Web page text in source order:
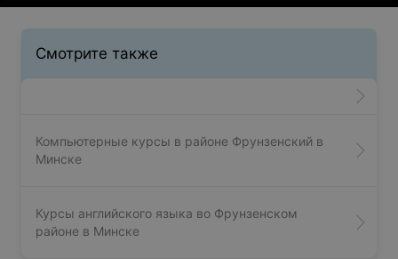
Смотрите также
Компьютерные курсы в районе Фрунзенский в
Минске
Курсы английского языка во Фрунзенском
районе в Минске